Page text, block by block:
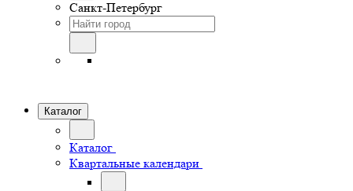
Санкт-Петербург
Каталог
Каталог
Квартальные календари